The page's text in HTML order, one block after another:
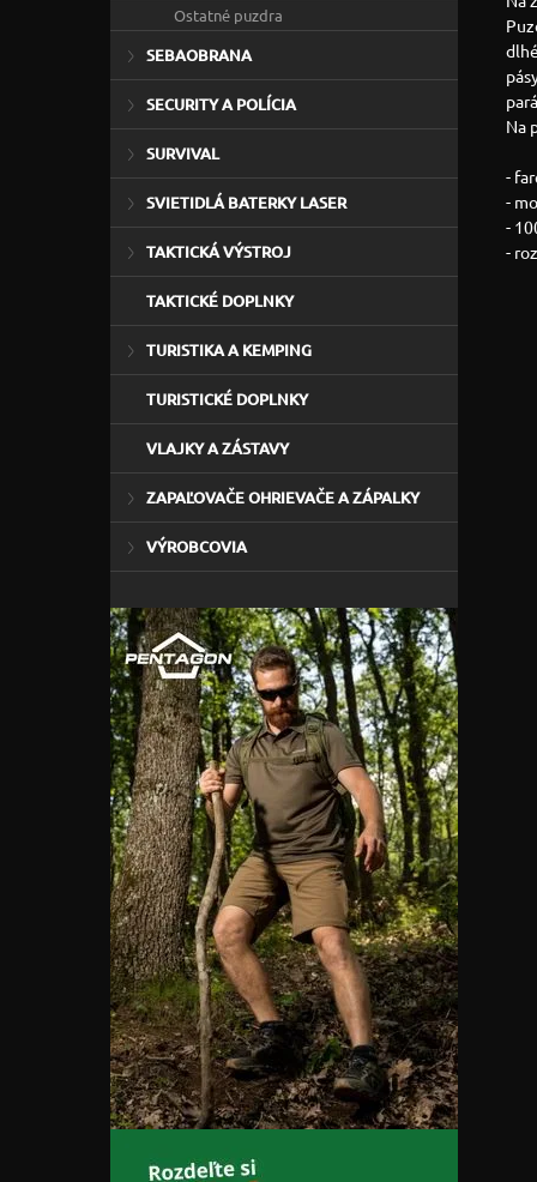
Na
-
-
-
-
Ostatné puzdra
SEBAOBRANA
SECURITY A POLÍCIA
SURVIVAL
SVIETIDLÁ BATERKY LASER
TAKTICKÁ VÝSTROJ
TAKTICKÉ DOPLNKY
TURISTIKA A KEMPING
TURISTICKÉ DOPLNKY
VLAJKY A ZÁSTAVY
ZAPAĽOVAČE OHRIEVAČE A ZÁPALKY
VÝROBCOVIA